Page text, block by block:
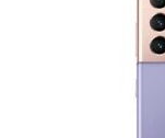
Küpsiste poliitika